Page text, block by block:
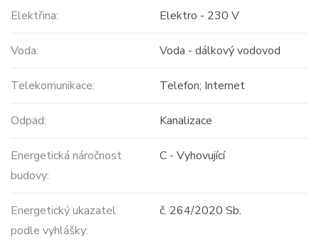
Elektřina: Elektro - 230 V
Voda: Voda - dálkový vodovod
Telekomunikace: Telefon; Internet
Odpad: Kanalizace
Energetická náročnost
budovy:
C - Vyhovující
Energetický ukazatel
podle vyhlášky:
č. 264/2020 Sb.